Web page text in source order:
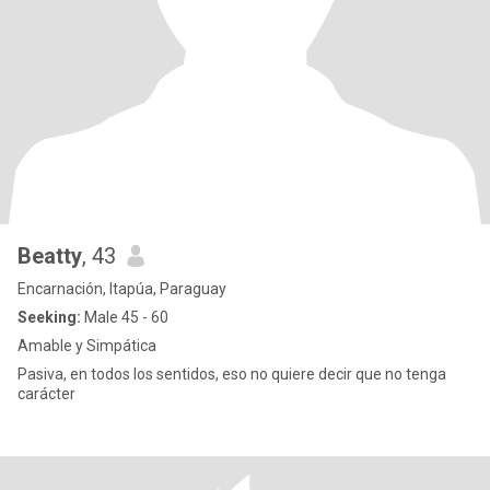
Beatty, 43
Encarnación, Itapúa, Paraguay
Seeking: Male 45 - 60
Amable y Simpática
Pasiva, en todos los sentidos, eso no quiere decir que no tenga
carácter